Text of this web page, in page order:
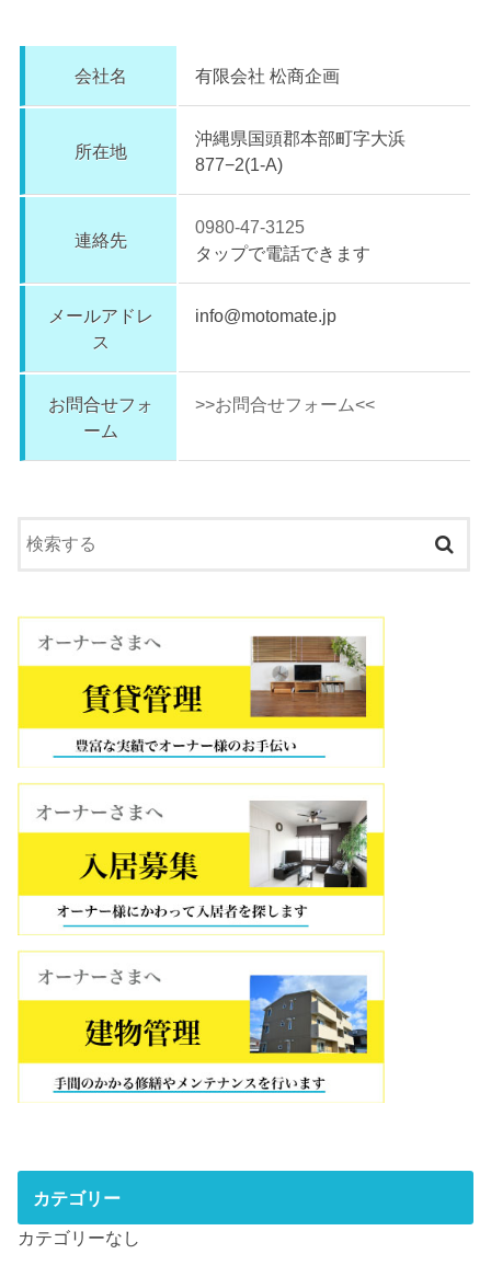
会社名 有限会社 松商企画
所在地
沖縄県国頭郡本部町字大浜
877−2(1-A)
連絡先
0980-47-3125
タップで電話できます
メールアドレ
ス
info@motomate.jp
お問合せフォ
ーム
>>お問合せフォーム<<
カテゴリー
カテゴリーなし